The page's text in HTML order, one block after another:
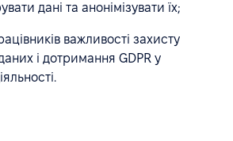
дані та анонімізувати їх;
важливості захисту
і дотримання GDPR у